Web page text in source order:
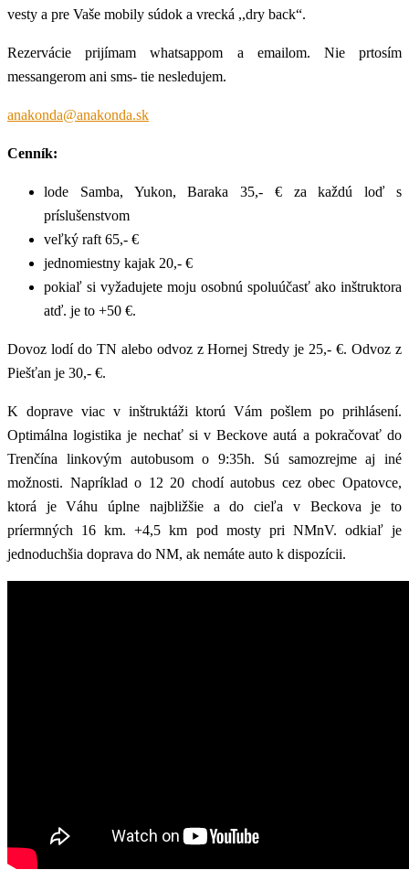
vesty a pre Vaše mobily súdok a vrecká ,,dry back“.
Rezervácie prijímam whatsappom a emailom. Nie prtosím
messangerom ani sms- tie nesledujem.
anakonda@anakonda.sk
Cenník:
lode Samba, Yukon, Baraka 35,- € za každú loď s
príslušenstvom
veľký raft 65,- €
jednomiestny kajak 20,- €
pokiaľ si vyžadujete moju osobnú spoluúčasť ako inštruktora
atď. je to +50 €.
Dovoz lodí do TN alebo odvoz z Hornej Stredy je 25,- €. Odvoz z
Piešťan je 30,- €.
K doprave viac v inštruktáži ktorú Vám pošlem po prihlásení.
Optimálna logistika je nechať si v Beckove autá a pokračovať do
Trenčína linkovým autobusom o 9:35h. Sú samozrejme aj iné
možnosti. Napríklad o 12 20 chodí autobus cez obec Opatovce,
ktorá je Váhu úplne najbližšie a do cieľa v Beckova je to
príermných 16 km. +4,5 km pod mosty pri NMnV. odkiaľ je
jednoduchšia doprava do NM, ak nemáte auto k dispozícii.